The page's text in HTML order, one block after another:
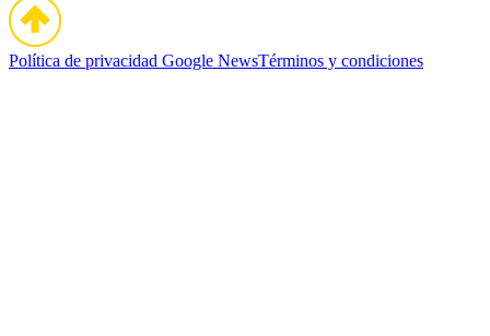
Política de privacidad Google NewsTérminos y condiciones